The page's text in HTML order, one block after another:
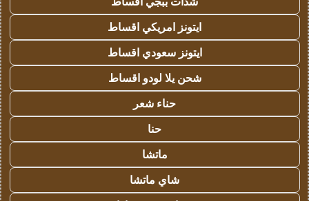
ايتونز امريكي اقساط
ايتونز سعودي اقساط
شحن يلا لودو اقساط
حناء شعر
حنا
ماتشا
شاي ماتشا